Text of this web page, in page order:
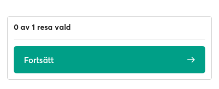
0 av 1 resa vald
Fortsätt